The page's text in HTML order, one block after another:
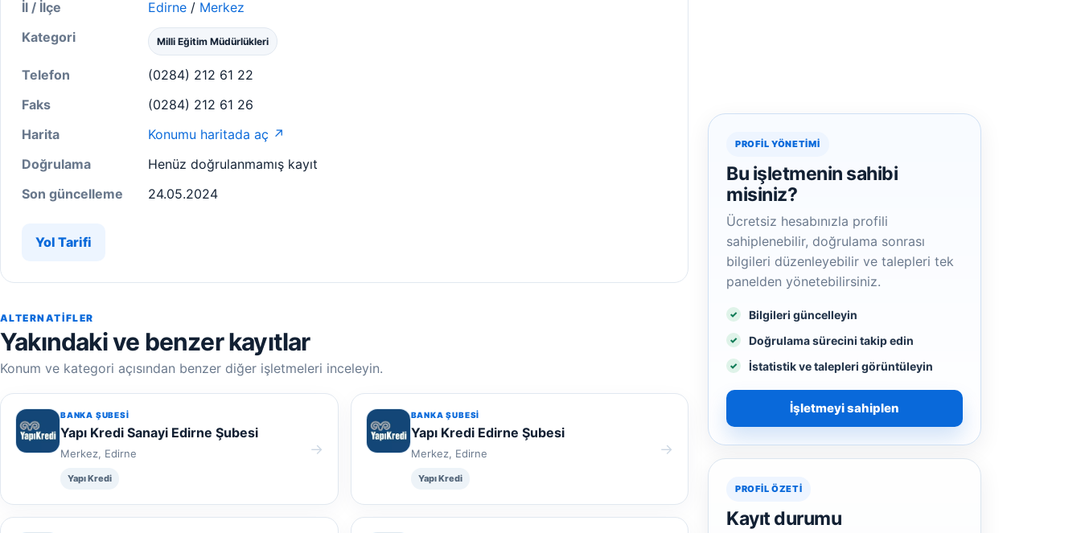
İl / İlçe Edirne / Merkez
Kategori
Milli Eğitim Müdürlükleri
Telefon
(0284) 212 61 22
Faks
(0284) 212 61 26
Harita
Konumu haritada aç ↗
Doğrulama
Henüz doğrulanmamış kayıt
Son güncelleme
24.05.2024
Yol Tarifi
ALTERNATIFLER
Yakındaki ve benzer kayıtlar
Konum ve kategori açısından benzer diğer işletmeleri inceleyin.
BANKA ŞUBESI
Yapı Kredi Sanayi Edirne Şubesi
Merkez, Edirne
Yapı Kredi
→
BANKA ŞUBESI
Yapı Kredi Edirne Şubesi
Merkez, Edirne
Yapı Kredi
→
PROFIL YÖNETIMI
Bu işletmenin sahibi
misiniz?
Ücretsiz hesabınızla profili
sahiplenebilir, doğrulama sonrası
bilgileri düzenleyebilir ve talepleri tek
panelden yönetebilirsiniz.
Bilgileri güncelleyin
Doğrulama sürecini takip edin
İstatistik ve talepleri görüntüleyin
İşletmeyi sahiplen
PROFIL ÖZETI
Kayıt durumu